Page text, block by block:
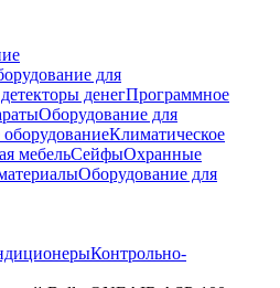
для
денегПрограммное
Оборудование для
Климатическое
мебельСейфыОхранные
Оборудование для
Контрольно-